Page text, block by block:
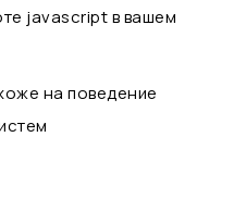
javascript в вашем
на поведение